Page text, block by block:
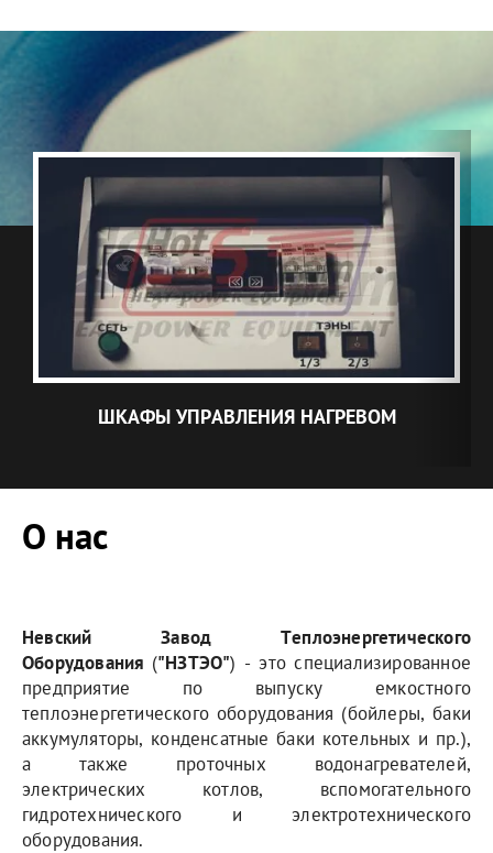
ШКАФЫ УПРАВЛЕНИЯ НАГРЕВОМ
О нас
Невский Завод Теплоэнергетического
Оборудования ("НЗТЭО") - это специализированное
предприятие по выпуску емкостного
теплоэнергетического оборудования (бойлеры, баки
аккумуляторы, конденсатные баки котельных и пр.),
а также проточных водонагревателей,
электрических котлов, вспомогательного
гидротехнического и электротехнического
оборудования.